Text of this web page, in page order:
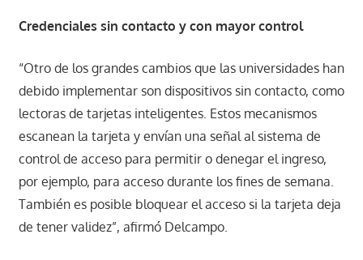
Credenciales sin contacto y con mayor control
“Otro de los grandes cambios que las universidades han
debido implementar son dispositivos sin contacto, como
lectoras de tarjetas inteligentes. Estos mecanismos
escanean la tarjeta y envían una señal al sistema de
control de acceso para permitir o denegar el ingreso,
por ejemplo, para acceso durante los fines de semana.
También es posible bloquear el acceso si la tarjeta deja
de tener validez”, afirmó Delcampo.